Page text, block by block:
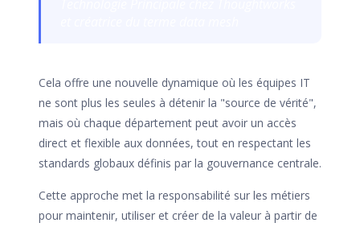
Cela offre une nouvelle dynamique où les équipes IT
ne sont plus les seules à détenir la "source de vérité",
mais où chaque département peut avoir un accès
direct et flexible aux données, tout en respectant les
standards globaux définis par la gouvernance centrale.
Cette approche met la responsabilité sur les métiers
pour maintenir, utiliser et créer de la valeur à partir de